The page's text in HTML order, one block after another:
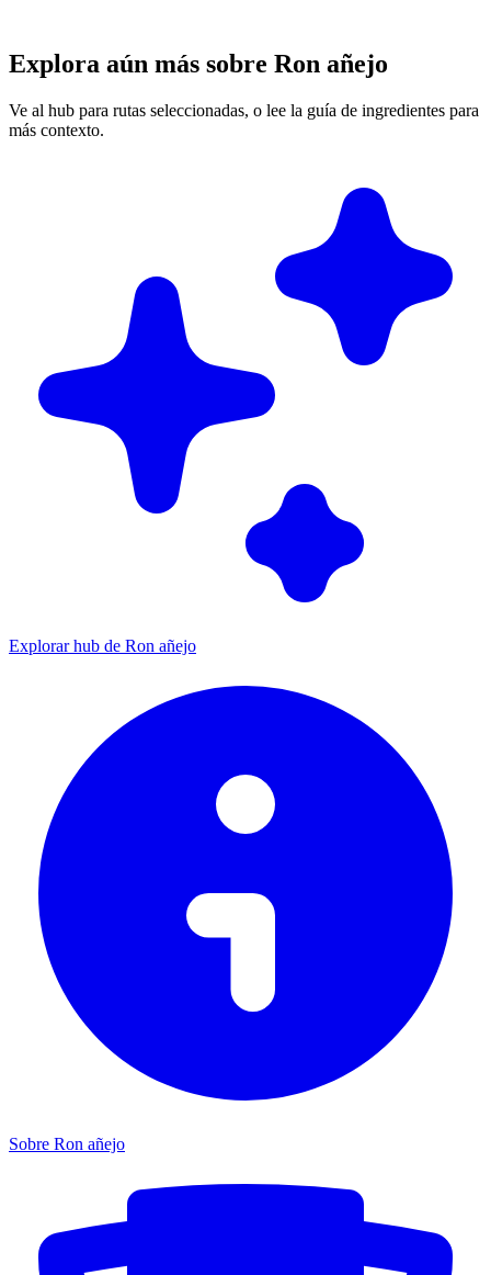
Explora aún más sobre Ron añejo
Ve al hub para rutas seleccionadas, o lee la guía de ingredientes para
más contexto.
Explorar hub de Ron añejo
Sobre Ron añejo